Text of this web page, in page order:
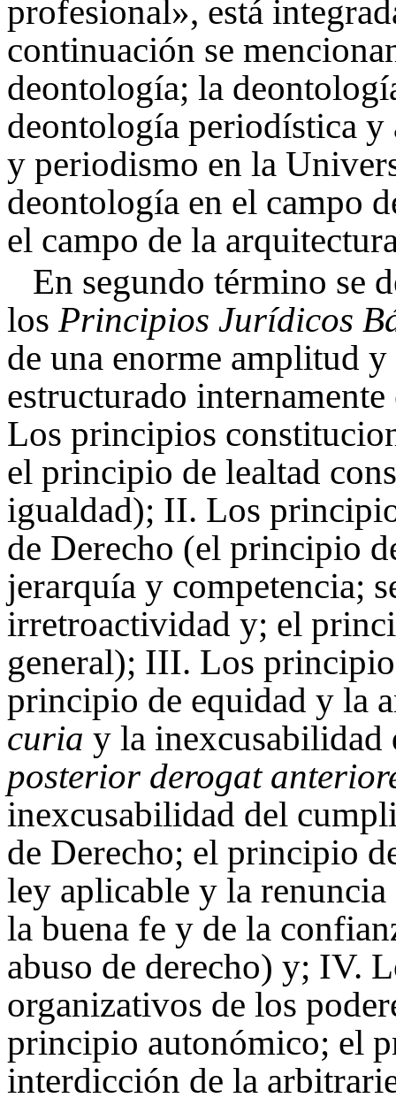
profesional», está
continuación se
deontología; la
deontología periodística
y periodismo en la
deontología en el campo
el campo de la
En segundo término se
los Principios Jurídicos
de una enorme amplitud y
estructurado
Los principios
el principio de lealtad
igualdad); II. Los
de Derecho (el principio
jerarquía y competencia;
irretroactividad y; el
general); III. Los
principio de equidad y la
curia y la
posterior derogat
inexcusabilidad del
de Derecho; el principio
ley aplicable y la
la buena fe y de la
abuso de derecho) y; IV.
organizativos de los
principio autonómico; el
interdicción de la